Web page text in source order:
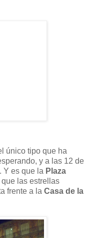
único tipo que ha
y a las 12 de
Y es que la Plaza
las estrellas
frente a la Casa de la